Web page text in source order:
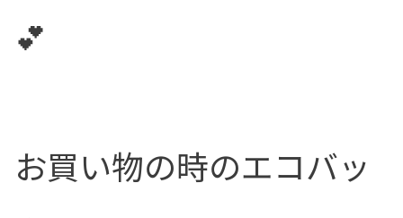
💕
お買い物の時のエコバッ